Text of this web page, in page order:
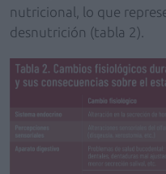
nutricional, lo que
desnutrición (tabla 2).